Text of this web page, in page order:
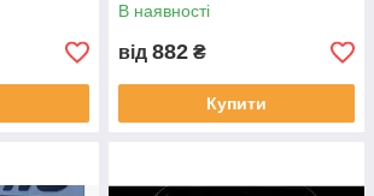
В наявності
від 882 ₴
Купити